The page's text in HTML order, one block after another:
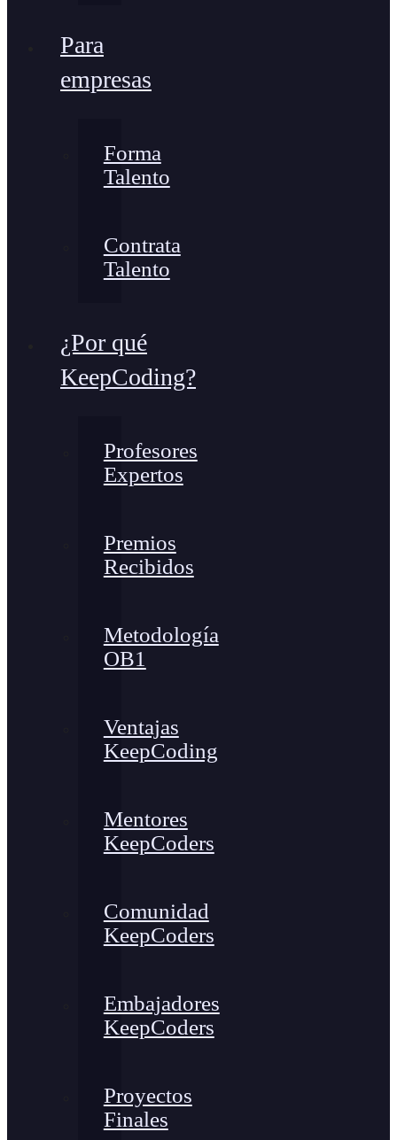
Para
empresas
Forma
Talento
Contrata
Talento
¿Por qué
KeepCoding?
Profesores
Expertos
Premios
Recibidos
Metodología
OB1
Ventajas
KeepCoding
Mentores
KeepCoders
Comunidad
KeepCoders
Embajadores
KeepCoders
Proyectos
Finales